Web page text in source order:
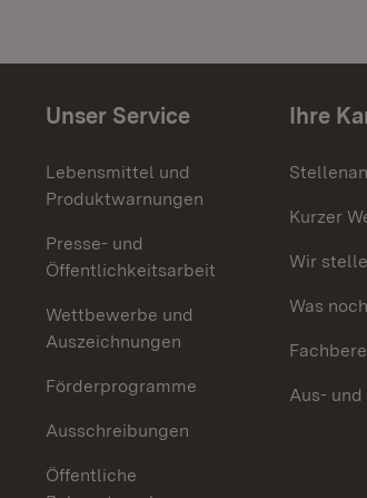
Unser Service
Lebensmittel und
Produktwarnungen
Presse- und
Öffentlichkeitsarbeit
Wettbewerbe und
Auszeichnungen
Förderprogramme
Ausschreibungen
Öffentliche
Ihre
Kurzer
Wir
Was
Aus-